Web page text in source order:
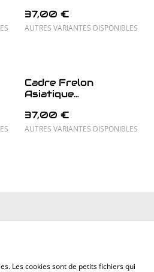
37,00 €
AUTRES VARIANTES DISPONIBLES
Cadre Frelon
Asiatique
37,00 €
AUTRES VARIANTES DISPONIBLES
cookies
Les cookies sont de petits fichiers qui